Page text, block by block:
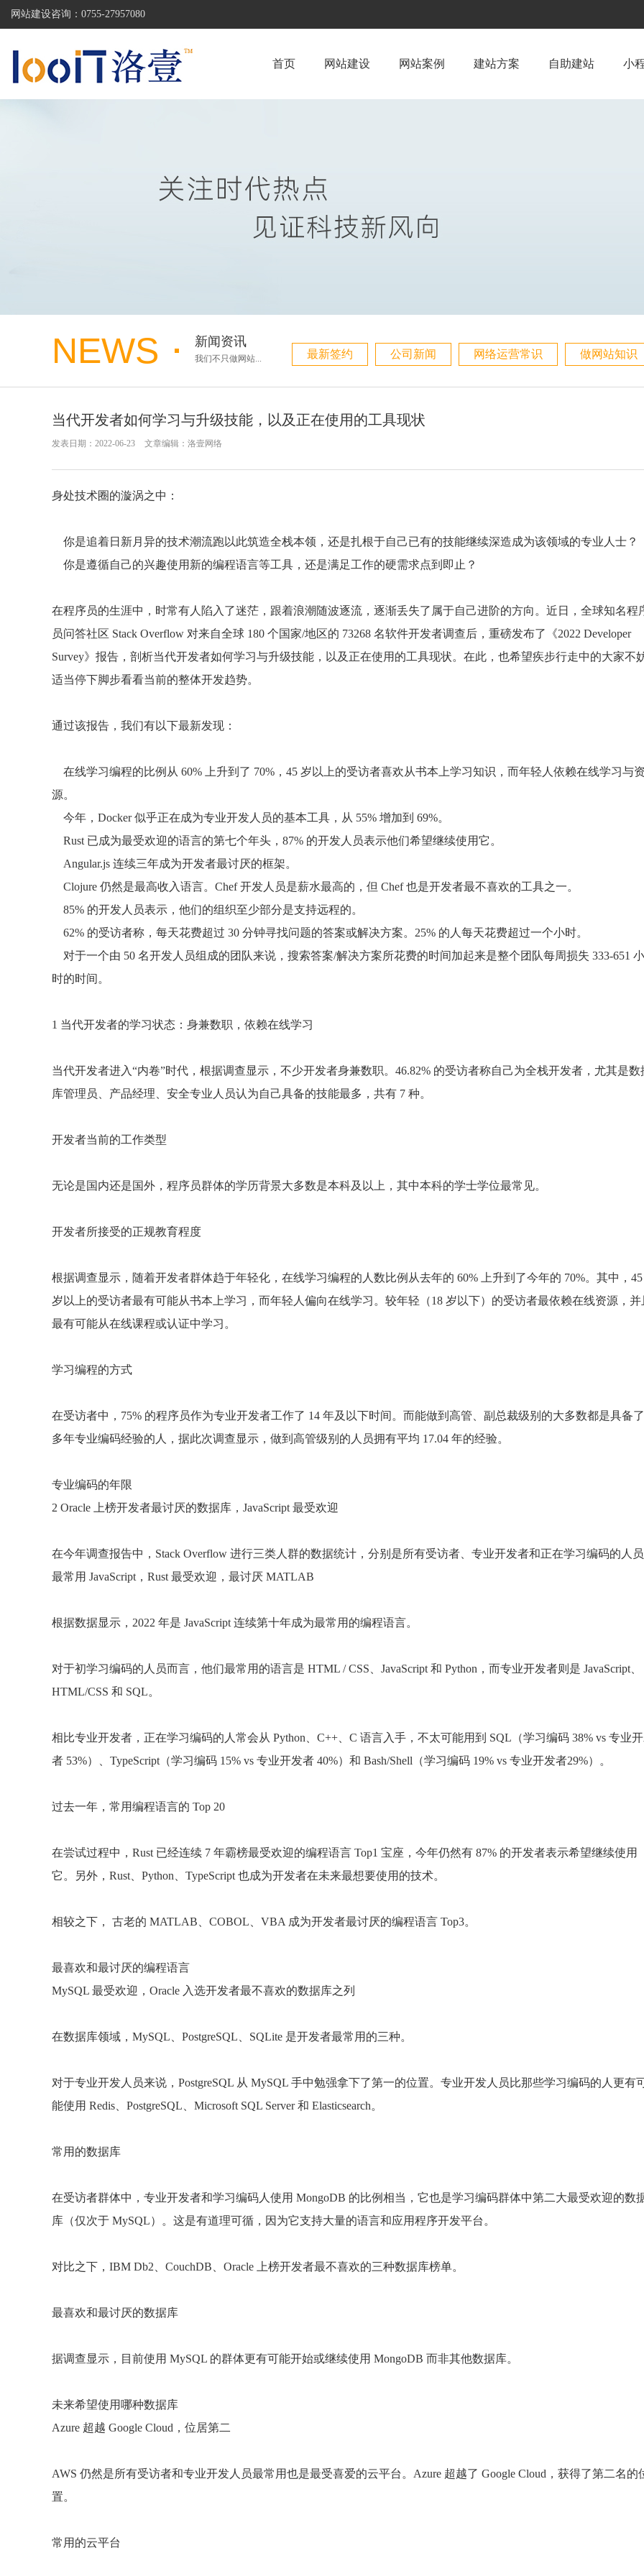
网站建设咨询： 0755-27957080
首页 网站建设 网站案例 建站方案 自助建站 小
NEWS 新闻资讯
我们不只做网站... 最新签约 公司新闻 网络运营常识 做网站知识
当代开发者如何学习与升级技能，以及正在使用的工具现状
发表日期：2022-06-23 文章编辑：洛壹网络
身处技术圈的漩涡之中：
你是追着日新月异的技术潮流跑以此筑造全栈本领，还是扎根于自己已有的技能继续深造成为该领域的专业人士？
你是遵循自己的兴趣使用新的编程语言等工具，还是满足工作的硬需求点到即止？
在程序员的生涯中，时常有人陷入了迷茫，跟着浪潮随波逐流，逐渐丢失了属于自己进阶的方向。近日，全球知名程
员问答社区 Stack Overflow 对来自全球 180 个国家/地区的 73268 名软件开发者调查后，重磅发布了《2022 Developer
Survey》报告，剖析当代开发者如何学习与升级技能，以及正在使用的工具现状。在此，也希望疾步行走中的大家不
适当停下脚步看看当前的整体开发趋势。
通过该报告，我们有以下最新发现：
在线学习编程的比例从 60% 上升到了 70%，45 岁以上的受访者喜欢从书本上学习知识，而年轻人依赖在线学习与
源。
今年，Docker 似乎正在成为专业开发人员的基本工具，从 55% 增加到 69%。
Rust 已成为最受欢迎的语言的第七个年头，87% 的开发人员表示他们希望继续使用它。
Angular.js 连续三年成为开发者最讨厌的框架。
Clojure 仍然是最高收入语言。Chef 开发人员是薪水最高的，但 Chef 也是开发者最不喜欢的工具之一。
85% 的开发人员表示，他们的组织至少部分是支持远程的。
62% 的受访者称，每天花费超过 30 分钟寻找问题的答案或解决方案。25% 的人每天花费超过一个小时。
对于一个由 50 名开发人员组成的团队来说，搜索答案/解决方案所花费的时间加起来是整个团队每周损失 333-651 小
时的时间。
1 当代开发者的学习状态：身兼数职，依赖在线学习
当代开发者进入“内卷”时代，根据调查显示，不少开发者身兼数职。46.82% 的受访者称自己为全栈开发者，尤其是数
库管理员、产品经理、安全专业人员认为自己具备的技能最多，共有 7 种。
开发者当前的工作类型
无论是国内还是国外，程序员群体的学历背景大多数是本科及以上，其中本科的学士学位最常见。
开发者所接受的正规教育程度
根据调查显示，随着开发者群体趋于年轻化，在线学习编程的人数比例从去年的 60% 上升到了今年的 70%。其中，45
岁以上的受访者最有可能从书本上学习，而年轻人偏向在线学习。较年轻（18 岁以下）的受访者最依赖在线资源，并
最有可能从在线课程或认证中学习。
学习编程的方式
在受访者中，75% 的程序员作为专业开发者工作了 14 年及以下时间。而能做到高管、副总裁级别的大多数都是具备了
多年专业编码经验的人，据此次调查显示，做到高管级别的人员拥有平均 17.04 年的经验。
专业编码的年限
2 Oracle 上榜开发者最讨厌的数据库，JavaScript 最受欢迎
在今年调查报告中，Stack Overflow 进行三类人群的数据统计，分别是所有受访者、专业开发者和正在学习编码的人
最常用 JavaScript，Rust 最受欢迎，最讨厌 MATLAB
根据数据显示，2022 年是 JavaScript 连续第十年成为最常用的编程语言。
对于初学习编码的人员而言，他们最常用的语言是 HTML / CSS、JavaScript 和 Python，而专业开发者则是 JavaScript、
HTML/CSS 和 SQL。
相比专业开发者，正在学习编码的人常会从 Python、C++、C 语言入手，不太可能用到 SQL（学习编码 38% vs 专业
者 53%）、TypeScript（学习编码 15% vs 专业开发者 40%）和 Bash/Shell（学习编码 19% vs 专业开发者29%）。
过去一年，常用编程语言的 Top 20
在尝试过程中，Rust 已经连续 7 年霸榜最受欢迎的编程语言 Top1 宝座，今年仍然有 87% 的开发者表示希望继续使用
它。另外，Rust、Python、TypeScript 也成为开发者在未来最想要使用的技术。
相较之下， 古老的 MATLAB、COBOL、VBA 成为开发者最讨厌的编程语言 Top3。
最喜欢和最讨厌的编程语言
MySQL 最受欢迎，Oracle 入选开发者最不喜欢的数据库之列
在数据库领域，MySQL、PostgreSQL、SQLite 是开发者最常用的三种。
对于专业开发人员来说，PostgreSQL 从 MySQL 手中勉强拿下了第一的位置。专业开发人员比那些学习编码的人更有
能使用 Redis、PostgreSQL、Microsoft SQL Server 和 Elasticsearch。
常用的数据库
在受访者群体中，专业开发者和学习编码人使用 MongoDB 的比例相当，它也是学习编码群体中第二大最受欢迎的数
库（仅次于 MySQL）。这是有道理可循，因为它支持大量的语言和应用程序开发平台。
对比之下，IBM Db2、CouchDB、Oracle 上榜开发者最不喜欢的三种数据库榜单。
最喜欢和最讨厌的数据库
据调查显示，目前使用 MySQL 的群体更有可能开始或继续使用 MongoDB 而非其他数据库。
未来希望使用哪种数据库
Azure 超越 Google Cloud，位居第二
AWS 仍然是所有受访者和专业开发人员最常用也是最受喜爱的云平台。Azure 超越了 Google Cloud，获得了第二名的
置。
常用的云平台